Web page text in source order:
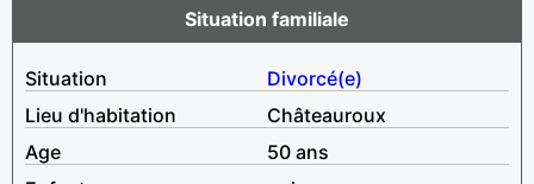
Situation familiale
Situation
Divorcé(e)
Lieu d'habitation
Châteauroux
Age
50 ans